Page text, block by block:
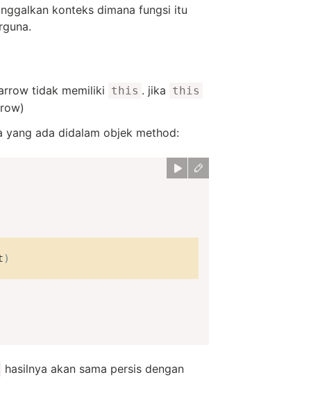
konteks dimana fungsi itu
tidak memiliki this . jika this
yang ada didalam objek method:
)
hasilnya akan sama persis dengan